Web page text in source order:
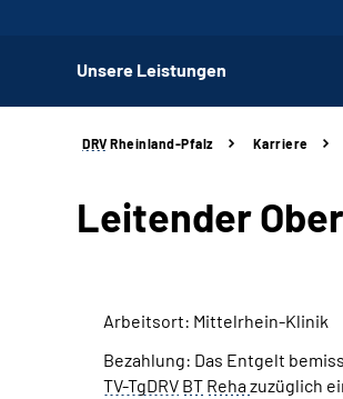
Unsere Leistungen
DRV Rheinland-Pfalz Karriere
Leitender
Arbeitsort: Mittelrhein-Klinik
Bezahlung: Das Entgelt
TV-TgDRV BT Rehazuzüglich